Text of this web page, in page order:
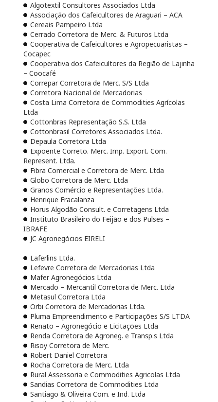
Algotextil Consultores Associados Ltda
Associação dos Cafeicultores de Araguari – ACA
Cereais Pampeiro Ltda
Cerrado Corretora de Merc. & Futuros Ltda
Cooperativa de Cafeicultores e Agropecuaristas –
Cocapec
Cooperativa dos Cafeicultores da Região de Lajinha
– Coocafé
Correpar Corretora de Merc. S/S Ltda
Corretora Nacional de Mercadorias
Costa Lima Corretora de Commodities Agrícolas
Ltda
Cottonbras Representação S.S. Ltda
Cottonbrasil Corretores Associados Ltda.
Depaula Corretora Ltda
Expoente Correto. Merc. Imp. Export. Com.
Represent. Ltda.
Fibra Comercial e Corretora de Merc. Ltda
Globo Corretora de Merc. Ltda
Granos Comércio e Representações Ltda.
Henrique Fracalanza
Horus Algodão Consult. e Corretagens Ltda
Instituto Brasileiro do Feijão e dos Pulses –
IBRAFE
JC Agronegócios EIRELI
Laferlins Ltda.
Lefevre Corretora de Mercadorias Ltda
Mafer Agronegócios Ltda
Mercado – Mercantil Corretora de Merc. Ltda
Metasul Corretora Ltda
Orbi Corretora de Mercadorias Ltda.
Pluma Empreendimento e Participações S/S LTDA
Renato – Agronegócio e Licitações Ltda
Renda Corretora de Agroneg. e Transp.s Ltda
Risoy Corretora de Merc.
Robert Daniel Corretora
Rocha Corretora de Merc. Ltda
Rural Assessoria e Commodities Agricolas Ltda
Sandias Corretora de Commodities Ltda
Santiago & Oliveira Com. e Ind. Ltda